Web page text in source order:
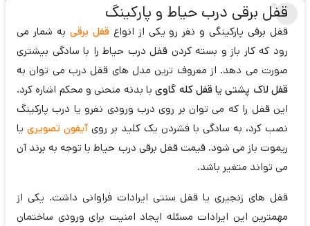
قفل برقی درب حیاط و پارکینگ
قفل برقی پارکینگی و نفر رو یکی از انواعقفل برقی به شمار می
رود که کار باز و بسته کردن قفل درب حیاط را با سادگی بیشتری
صورت می دهد. از معروف ترین مدل های قفل درب می توان به
قفل لاک پشتی یا قفل کله گاویبا بدنه منحنی و محکم اشاره کرد.
این قفل را که می توان بر روی درب ورودی نفرو یا درب پارکینگ
نصب کرد، به سادگی با فشردن یک کلید بر رویآیفون تصویرییا
ریموت باز می شود. قیمت قفل برقی درب حیاط با توجه به برند آن
می تواند متغیر باشد.
قفل های زنجیری یا قفل سنتی ایرادات فراوانی داشت. یکی از
مهمترین این ایرادات مسئله ایجاد امنیت برای ورودی ساختمان